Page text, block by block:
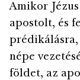
Amikor
apostolt, és
prédikálásra,
népe
földet, az